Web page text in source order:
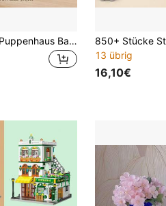
1 Set Holz-DIY Puppenhaus Bausatz, Mini Modellhaus zum Zusammenbauen, Mini Gewächshaus Modell Bausatz, 1:24 Maßstab, DIY Handwerk/Geburtstagsgeschenk/Heimdekoration, Geschenk für Familie und Freunde (Batterien nicht enthalten)
13 übrig
16,10€